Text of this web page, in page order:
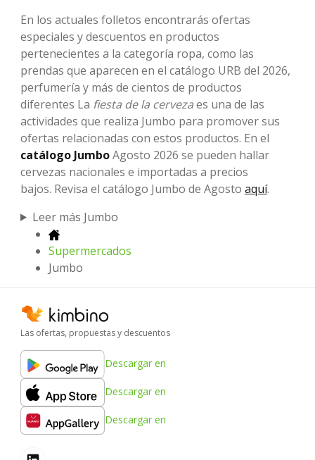
En los actuales folletos encontrarás ofertas
especiales y descuentos en productos
pertenecientes a la categoría ropa, como las
prendas que aparecen en el catálogo URB del 2026,
perfumería y más de cientos de productos
diferentes La fiesta de la cervezaes una de las
actividades que realiza Jumbo para promover sus
ofertas relacionadas con estos productos. En el
catálogo JumboAgosto 2026 se pueden hallar
cervezas nacionales e importadas a precios
bajos. Revisa el catálogo Jumbo de Agosto aquí.
Leer más Jumbo
Supermercados
Jumbo
Las ofertas, propuestas y descuentos
Descargar en
Descargar en
Descargar en